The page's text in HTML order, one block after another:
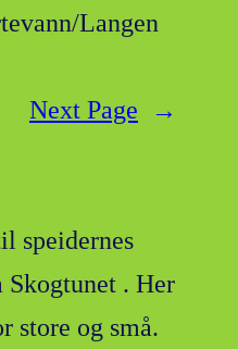
Langen
Next Page
→
speidernes
Skogtunet . Her
store og små.